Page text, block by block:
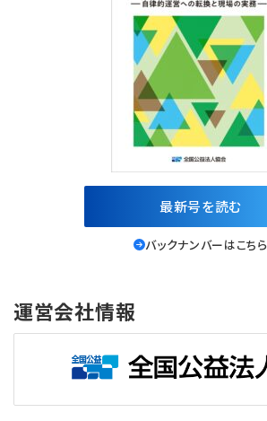
最新号を読む
バックナンバーはこちら
運営会社情報